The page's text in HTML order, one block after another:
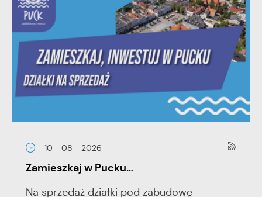
10 - 08 - 2026
Zamieszkaj w Pucku…
Na sprzedaż działki pod zabudowę